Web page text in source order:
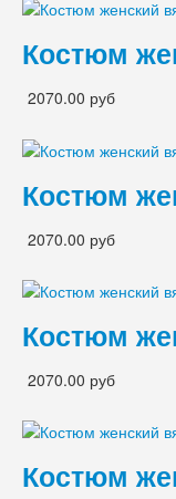
Костюм
2070.00 руб
Костюм
2070.00 руб
Костюм
2070.00 руб
Костюм